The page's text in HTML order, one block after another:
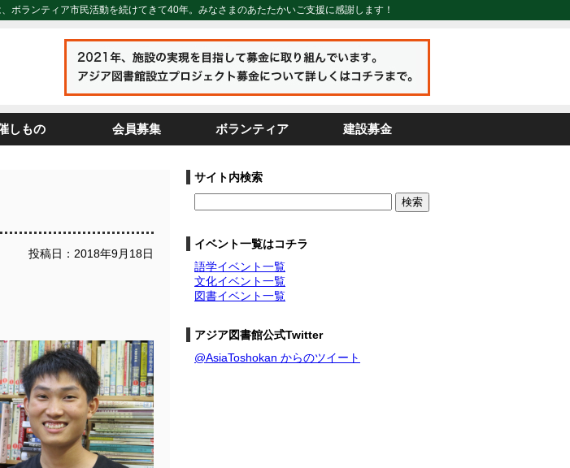
ランティア市民活動を続けてきて40年。みなさまのあたたかいご支援に感謝します！
しもの 会員募集 ボランティア 建設募金
投稿日：2018年9月18日
サイト内検索
イベント一覧はコチラ
語学イベント一覧
文化イベント一覧
図書イベント一覧
アジア図書館公式Twitter
@AsiaToshokan からのツイート